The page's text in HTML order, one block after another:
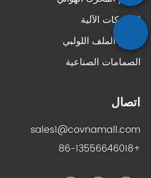
المحركات الآلية
صمام الملف اللولبي
الصمامات الصناعية
اتصال
sales1@covnamall.com
+86-13556646018